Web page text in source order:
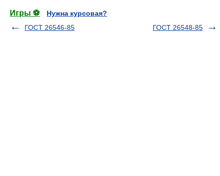
Игры ⚽
Нужна курсовая?
ГОСТ 26546-85
ГОСТ 26548-85